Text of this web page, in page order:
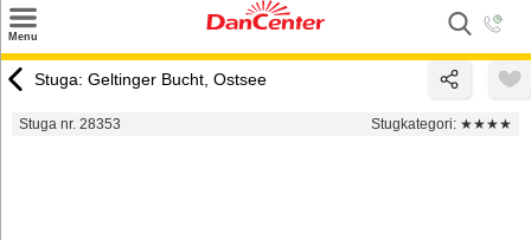
Menu
Tilbud
Stuga: Geltinger Bucht, Ostsee
Stuga nr. 28353 Stugkategori: ★★★★